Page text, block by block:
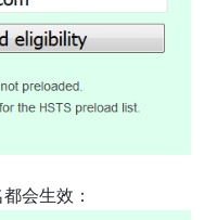
会生效：